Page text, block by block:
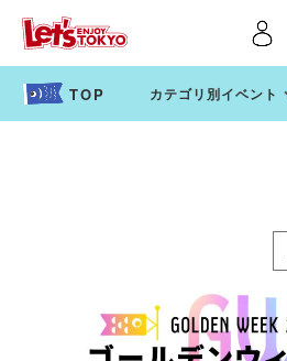
カテゴリ別イベント